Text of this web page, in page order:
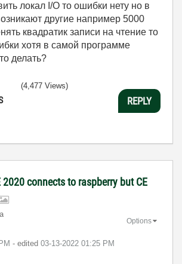
локал I/O то ошибки нету но в
другие например 5000
квадратик записи на чтение то
хотя в самой программе
делать?
(4,477 Views)
REPLY
2020 connects to raspberry but CE
- edited ‎03-13-2022 01:25 PM
Options